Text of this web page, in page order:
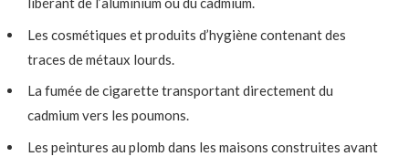
Les cosmétiques et produits d’hygiène contenant des
traces de métaux lourds.
La fumée de cigarette transportant directement du
cadmium vers les poumons.
Les peintures au plomb dans les maisons construites avant